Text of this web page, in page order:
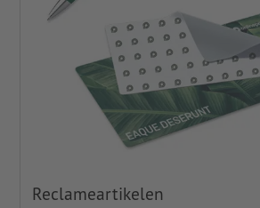
Reclameartikelen